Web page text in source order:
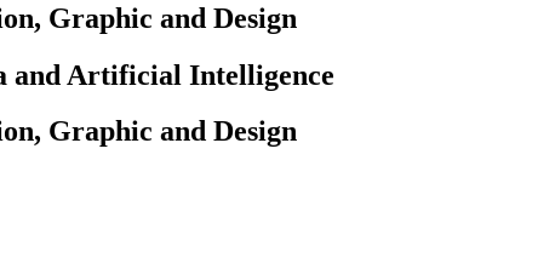
Graphic and Design
and Artificial Intelligence
Graphic and Design